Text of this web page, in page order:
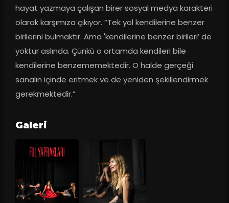
hayat yazmaya çalışan birer sosyal medya karakteri
olarak karşımıza çıkıyor. “Tek yol kendilerine benzer
birilerini bulmaktır. Ama 'kendilerine benzer birileri’ de
yoktur aslında. Çünkü o ortamda kendileri bile
kendilerine benzememektedir. O halde gerçeği
sanalın içinde eritmek ve de yeniden şekillendirmek
gerekmektedir.”
Galeri